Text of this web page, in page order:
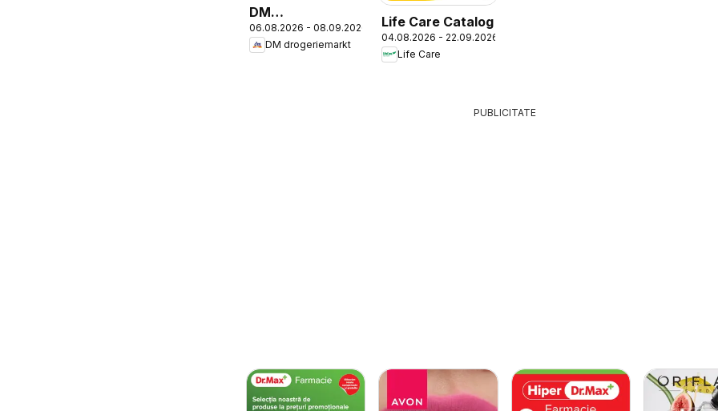
DM
drogeriemarkt
Catalog Express
06.08.2026 - 08.09.2026
DM drogeriemarkt
Life Care Catalog
04.08.2026 - 22.09.2026
Life Care
PUBLICITATE